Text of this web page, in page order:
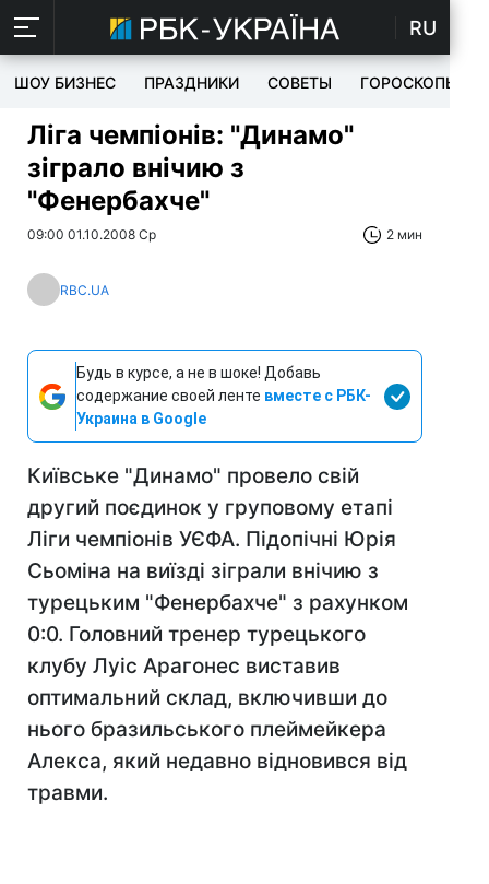
RU
ШОУ БИЗНЕС ПРАЗДНИКИ СОВЕТЫ ГОРОСКОПЫ
Ліга чемпіонів: "Динамо"
зіграло внічию з
"Фенербахче"
09:00 01.10.2008 Ср 2 мин
RBC.UA
Будь в курсе, а не в шоке! Добавь
содержание своей ленте вместе с РБК-
Украина в Google
Київське "Динамо" провело свій
другий поєдинок у груповому етапі
Ліги чемпіонів УЄФА. Підопічні Юрія
Сьоміна на виїзді зіграли внічию з
турецьким "Фенербахче" з рахунком
0:0. Головний тренер турецького
клубу Луіс Арагонес виставив
оптимальний склад, включивши до
нього бразильського плеймейкера
Алекса, який недавно відновився від
травми.